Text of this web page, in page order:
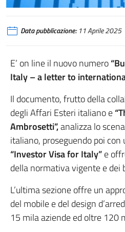
Data pubblicazione:11 Aprile 2025
E’ on line il nuovo numero
Italy – a letter to
Il documento, frutto della
degli Affari Esteri italiano e
Ambrosetti”,analizza lo
italiano, proseguendo poi con
“Investor Visa for Italy”e
della normativa vigente e dei
L’ultima sezione offre un
del mobile e del design
15 mila aziende ed oltre 120